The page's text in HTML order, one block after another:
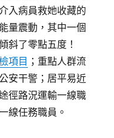
入病員救她收藏的
量震動，其中一個
斜了零點五度！
項目 ；重點人群流
安干警；居平易近
徑路況運輸一線職
線任務職員。